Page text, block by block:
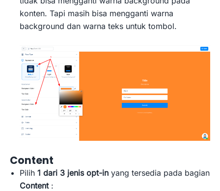
konten. Tapi masih bisa mengganti warna
background dan warna teks untuk tombol.
Content
Pilih 1 dari 3 jenis opt-in yang tersedia pada bagian
Content: